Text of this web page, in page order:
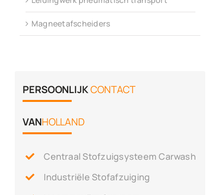
Magneetafscheiders
PERSOONLIJKCONTACT
VANHOLLAND
Centraal Stofzuigsysteem Carwash
Industriële Stofafzuiging